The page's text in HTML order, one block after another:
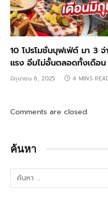
10 โปรโมชั่นบุฟเฟ่ต์ มา 3
แรง อิ่มไม่อั้นตลอดทั้งเดือน
มิถุนายน 6, 2025 4 MINS
Comments are closed.
ค้นหา